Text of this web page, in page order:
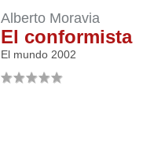
Alberto Moravia
El conformista
El mundo 2002